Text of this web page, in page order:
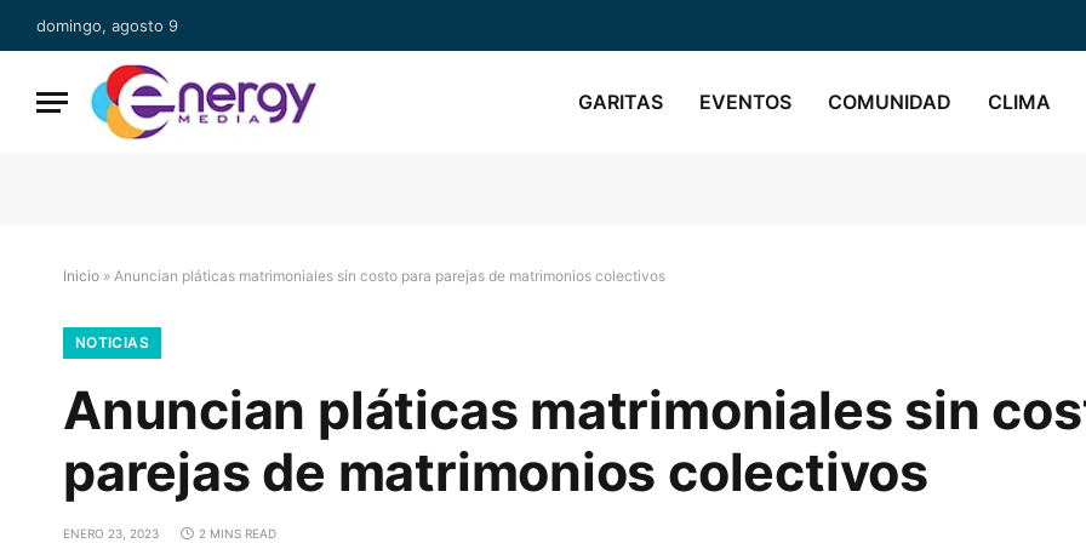
domingo, agosto 9
GARITAS EVENTOS COMUNIDAD CLIMA
Inicio » Anuncian pláticas matrimoniales sin costo para parejas de matrimonios colectivos
NOTICIAS
Anuncian pláticas matrimoniales sin
parejas de matrimonios colectivos
ENERO 23, 2023 2 MINS READ